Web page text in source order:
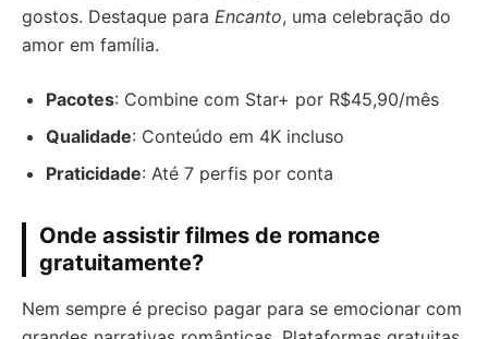
gostos. Destaque para Encanto, uma celebração do
amor em família.
Pacotes: Combine com Star+ por R$45,90/mês
Qualidade: Conteúdo em 4K incluso
Praticidade: Até 7 perfis por conta
Onde assistir filmes de romance
gratuitamente?
Nem sempre é preciso pagar para se emocionar com